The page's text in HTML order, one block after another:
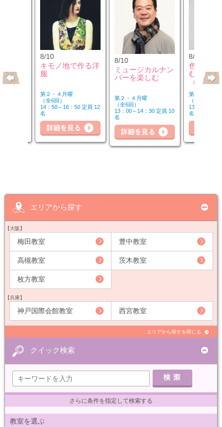
8/10
キモノ地で作る洋
服
第２・４月曜
（全6回）
14：50～16：50 定員 12
名
8/10
ミュージカルナン
バーを楽しむ
第２・４月曜
（全6回）
13：00～14：30 定員 10
名
8/12
色のチカ
むカラー
（第2水
第２水曜
（全3回）
13：00～14
名
詳細を見る 詳細を見る
エリアから探す
【大阪】
梅田教室 豊中教室
高槻教室 茨木教室
枚方教室
【兵庫】
神戸国際会館教室 西宮教室
エリアから探すを閉じる
クイック検索
さらに条件を指定して検索する
教室を選ぶ